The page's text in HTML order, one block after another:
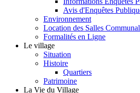
Avis d'Enquêtes
Environnement
Location des Salles
Formalités en Ligne
Le village
Situation
Histoire
Quartiers
Patrimoine
La Vie du Village